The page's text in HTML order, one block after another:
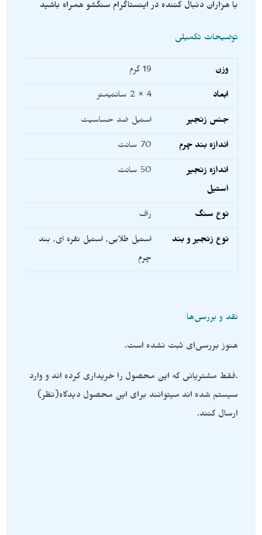
با هزاران دنبال کننده در اینستاگرام سنگشو همراه باشید
توضیحات تکمیلی
وزن 19 گرم
ابعاد 4 × 2 سانتیمتر
جنس زنجیر استیل ضد حساسیت
اندازه بند چرم 70 سانت
اندازه زنجیر
استیل
50 سانت
نوع سنگ راف
نوع زنجیر و بند استیل طلایی,استیل نقره ای, بند
چرم
نقد و بررسی‌ها
هنوز بررسی‌ای ثبت نشده است.
.فقط مشتریانی که این محصول را خریداری کرده اند و وارد
سیستم شده اند میتوانند برای این محصول دیدگاه(نظر)
ارسال کنند.